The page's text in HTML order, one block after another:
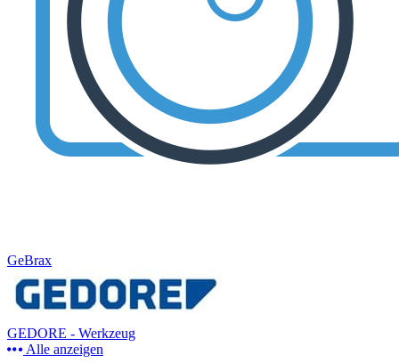
GeBrax
GEDORE - Werkzeug
Alle anzeigen